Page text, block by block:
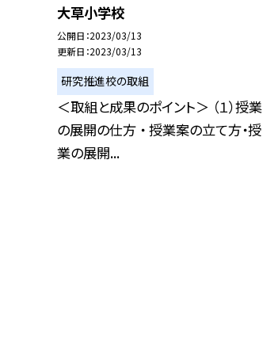
大草小学校
公開日 2023/03/13
更新日 2023/03/13
研究推進校の取組
＜取組と成果のポイント＞ （１）授業
の展開の仕方 ・ 授業案の立て方・授
業の展開...